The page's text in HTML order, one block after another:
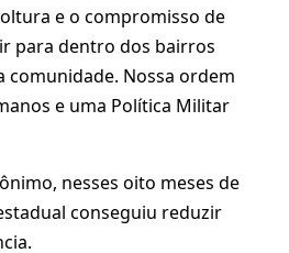
e o compromisso de
para dentro dos bairros
comunidade. Nossa ordem
e uma Política Militar
nesses oito meses de
conseguiu reduzir